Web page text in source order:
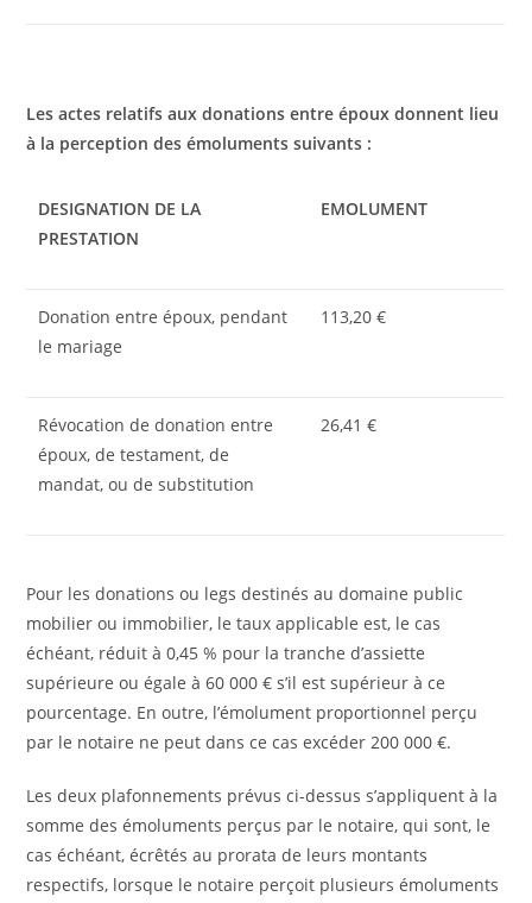
Les actes relatifs aux donations entre époux donnent lieu
à la perception des émoluments suivants :
DESIGNATION DE LA
PRESTATION
EMOLUMENT
Donation entre époux, pendant
le mariage
113,20 €
Révocation de donation entre
époux, de testament, de
mandat, ou de substitution
26,41 €
Pour les donations ou legs destinés au domaine public
mobilier ou immobilier, le taux applicable est, le cas
échéant, réduit à 0,45 % pour la tranche d’assiette
supérieure ou égale à 60 000 € s’il est supérieur à ce
pourcentage. En outre, l’émolument proportionnel perçu
par le notaire ne peut dans ce cas excéder 200 000 €.
Les deux plafonnements prévus ci-dessus s’appliquent à la
somme des émoluments perçus par le notaire, qui sont, le
cas échéant, écrêtés au prorata de leurs montants
respectifs, lorsque le notaire perçoit plusieurs émoluments